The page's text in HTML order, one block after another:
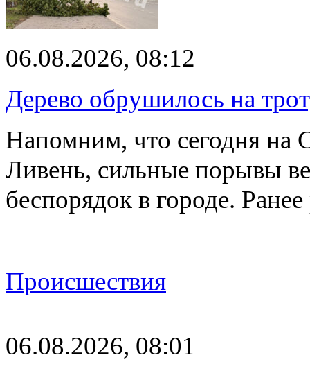
06.08.2026, 08:12
Дерево обрушилось на
Напомним, что сегодня на
Ливень, сильные порывы
беспорядок в городе.
Происшествия
06.08.2026, 08:01